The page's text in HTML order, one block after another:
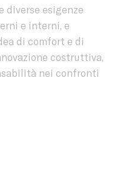
diverse esigenze
e interni, e
di comfort e di
costruttiva,
nei confronti